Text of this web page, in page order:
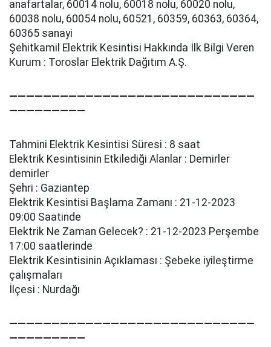
anafartalar, 60014 nolu, 60018 nolu, 60020 nolu,
60038 nolu, 60054 nolu, 60521, 60359, 60363, 60364,
60365 sanayi̇
Şehitkamil Elektrik Kesintisi Hakkında İlk Bilgi Veren
Kurum : Toroslar Elektrik Dağıtım A.Ş.
—————————————————————————————
—————————
Tahmini Elektrik Kesintisi Süresi : 8 saat
Elektrik Kesintisinin Etkilediği Alanlar : Demi̇rler
demi̇rler
Şehri : Gaziantep
Elektrik Kesintisi Başlama Zamanı : 21-12-2023
09:00 Saatinde
Elektrik Ne Zaman Gelecek? : 21-12-2023 Perşembe
17:00 saatlerinde
Elektrik Kesintisinin Açıklaması : Şebeke i̇yi̇leşti̇rme
çalışmaları
İlçesi : Nurdağı
—————————————————————————————
—————————